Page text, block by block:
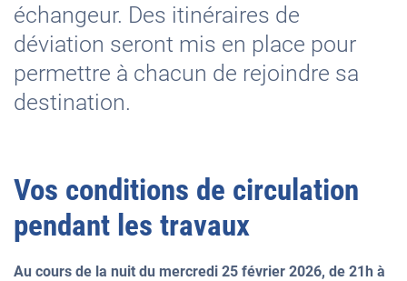
échangeur. Des itinéraires de
déviation seront mis en place pour
permettre à chacun de rejoindre sa
destination.
Vos conditions de circulation
pendant les travaux
Au cours de la nuit du mercredi 25 février 2026, de 21h à